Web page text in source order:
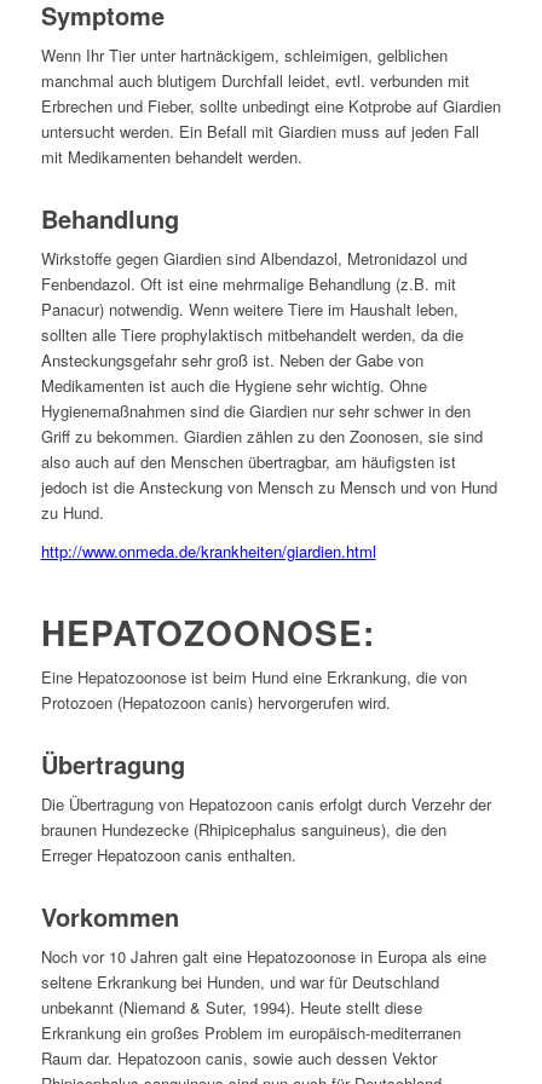
Symptome
Wenn Ihr Tier unter hartnäckigem, schleimigen, gelblichen
manchmal auch blutigem Durchfall leidet, evtl. verbunden mit
Erbrechen und Fieber, sollte unbedingt eine Kotprobe auf Giardien
untersucht werden. Ein Befall mit Giardien muss auf jeden Fall
mit Medikamenten behandelt werden.
Behandlung
Wirkstoffe gegen Giardien sind Albendazol, Metronidazol und
Fenbendazol. Oft ist eine mehrmalige Behandlung (z.B. mit
Panacur) notwendig. Wenn weitere Tiere im Haushalt leben,
sollten alle Tiere prophylaktisch mitbehandelt werden, da die
Ansteckungsgefahr sehr groß ist. Neben der Gabe von
Medikamenten ist auch die Hygiene sehr wichtig. Ohne
Hygienemaßnahmen sind die Giardien nur sehr schwer in den
Griff zu bekommen. Giardien zählen zu den Zoonosen, sie sind
also auch auf den Menschen übertragbar, am häufigsten ist
jedoch ist die Ansteckung von Mensch zu Mensch und von Hund
zu Hund.
http://www.onmeda.de/krankheiten/giardien.html
HEPATOZOONOSE:
Eine Hepatozoonose ist beim Hund eine Erkrankung, die von
Protozoen (Hepatozoon canis) hervorgerufen wird.
Übertragung
Die Übertragung von Hepatozoon canis erfolgt durch Verzehr der
braunen Hundezecke (Rhipicephalus sanguineus), die den
Erreger Hepatozoon canis enthalten.
Vorkommen
Noch vor 10 Jahren galt eine Hepatozoonose in Europa als eine
seltene Erkrankung bei Hunden, und war für Deutschland
unbekannt (Niemand & Suter, 1994). Heute stellt diese
Erkrankung ein großes Problem im europäisch-mediterranen
Raum dar. Hepatozoon canis, sowie auch dessen Vektor